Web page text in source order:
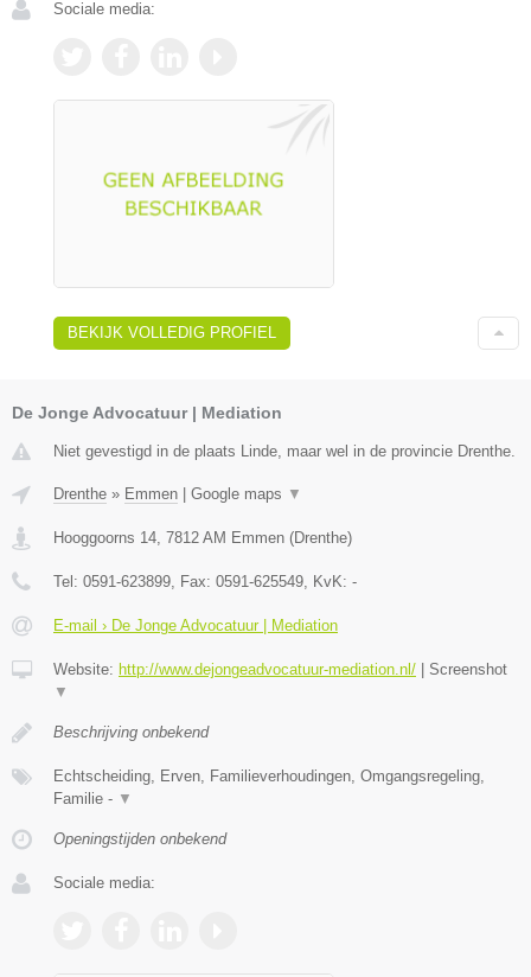
Sociale media:
BEKIJK VOLLEDIG PROFIEL
De Jonge Advocatuur | Mediation
Niet gevestigd in de plaats Linde, maar wel in de provincie Drenthe.
Drenthe » Emmen Google maps ▼
Hooggoorns 14, 7812 AM Emmen (Drenthe)
Tel: 0591-623899, Fax: 0591-625549, KvK: -
E-mail › De Jonge Advocatuur | Mediation
Website: http://www.dejongeadvocatuur-mediation.nl/
Screenshot
▼
Beschrijving onbekend
Echtscheiding, Erven, Familieverhoudingen, Omgangsregeling,
Familie - ▼
Openingstijden onbekend
Sociale media: